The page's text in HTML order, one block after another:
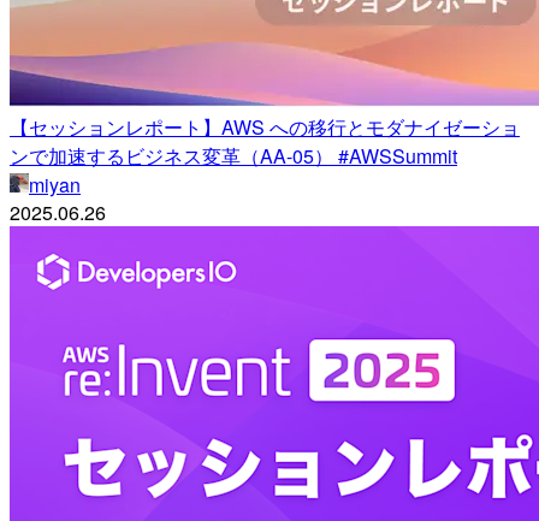
【セッションレポート】AWS への移行とモダナイゼーショ
ンで加速するビジネス変革（AA-05） #AWSSummit
miyan
2025.06.26